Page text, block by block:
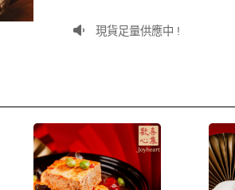
現貨足量供應中 !